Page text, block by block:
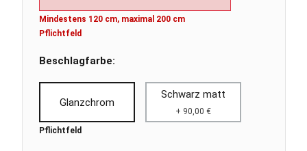
Mindestens 120 cm, maximal 200 cm
Pflichtfeld
Beschlagfarbe:
Glanzchrom
Schwarz matt
+ 90,00 €
Pflichtfeld